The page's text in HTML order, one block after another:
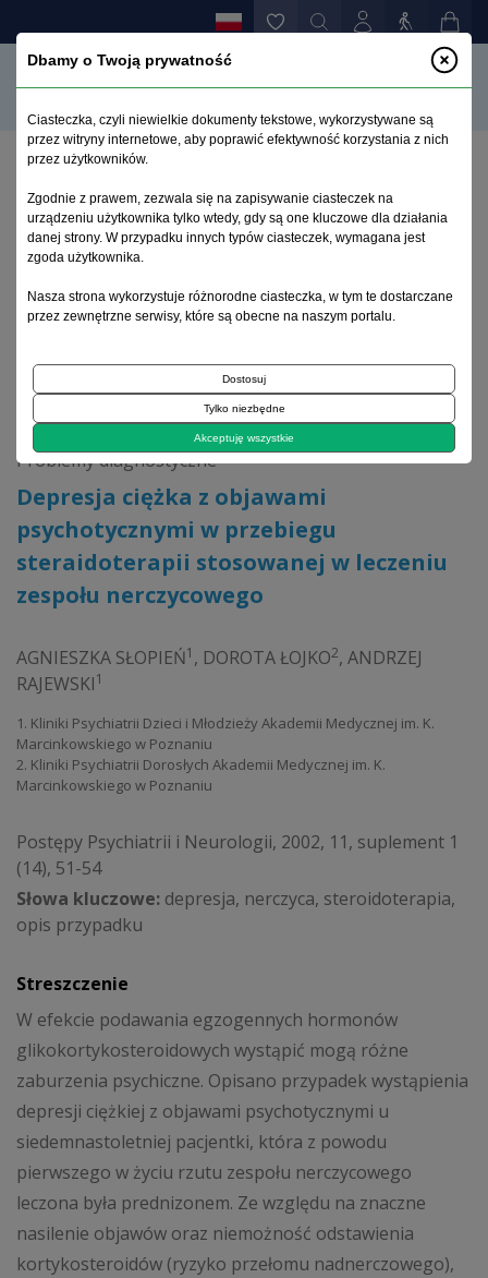
Depresja ciężka z objawami psychotycznymi w
przebiegu steraidoterapii stosowanej w leczeniu
zespołu nerczycowego
Archiwum 1992–2014
2002, tom 11, suplement 1
Problemy diagnostyczne
Depresja ciężka z objawami
psychotycznymi w przebiegu
steraidoterapii stosowanej w leczeniu
zespołu nerczycowego
AGNIESZKA SŁOPIEŃ1 , DOROTA ŁOJKO2, ANDRZEJ
RAJEWSKI1
1. Kliniki Psychiatrii Dzieci i Młodzieży Akademii Medycznej im. K.
Marcinkowskiego w Poznaniu
2. Kliniki Psychiatrii Dorosłych Akademii Medycznej im. K.
Marcinkowskiego w Poznaniu
Postępy Psychiatrii i Neurologii, 2002, 11, suplement 1
(14), 51-54
Słowa kluczowe: depresja, nerczyca, steroidoterapia,
opis przypadku
Streszczenie
W efekcie podawania egzogennych hormonów
glikokortykosteroidowych wystąpić mogą różne
zaburzenia psychiczne. Opisano przypadek wystąpienia
depresji ciężkiej z objawami psychotycznymi u
siedemnastoletniej pacjentki, która z powodu
pierwszego w życiu rzutu zespołu nerczycowego
leczona była prednizonem. Ze względu na znaczne
nasilenie objawów oraz niemożność odstawienia
kortykosteroidów (ryzyko przełomu nadnerczowego),
Dbamy o Twoją prywatność
Ciasteczka, czyli niewielkie dokumenty tekstowe, wykorzystywane są
przez witryny internetowe, aby poprawić efektywność korzystania z nich
przez użytkowników.
Zgodnie z prawem, zezwala się na zapisywanie ciasteczek na
urządzeniu użytkownika tylko wtedy, gdy są one kluczowe dla działania
danej strony. W przypadku innych typów ciasteczek, wymagana jest
zgoda użytkownika.
Nasza strona wykorzystuje różnorodne ciasteczka, w tym te dostarczane
przez zewnętrzne serwisy, które są obecne na naszym portalu.
Dostosuj
Tylko niezbędne
Akceptuję wszystkie